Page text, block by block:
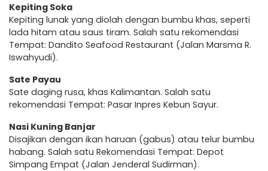
Kepiting Soka
Kepiting lunak yang diolah dengan bumbu khas, seperti
lada hitam atau saus tiram. Salah satu rekomendasi
Tempat: Dandito Seafood Restaurant (Jalan Marsma R.
Iswahyudi).
Sate Payau
Sate daging rusa, khas Kalimantan. Salah satu
rekomendasi Tempat: Pasar Inpres Kebun Sayur.
Nasi Kuning Banjar
Disajikan dengan ikan haruan (gabus) atau telur bumbu
habang. Salah satu Rekomendasi Tempat: Depot
Simpang Empat (Jalan Jenderal Sudirman).